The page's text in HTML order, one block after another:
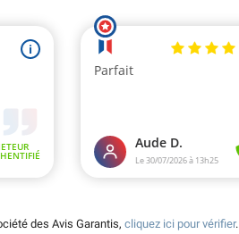
des Avis Garantis, cliquez ici pour vérifier.